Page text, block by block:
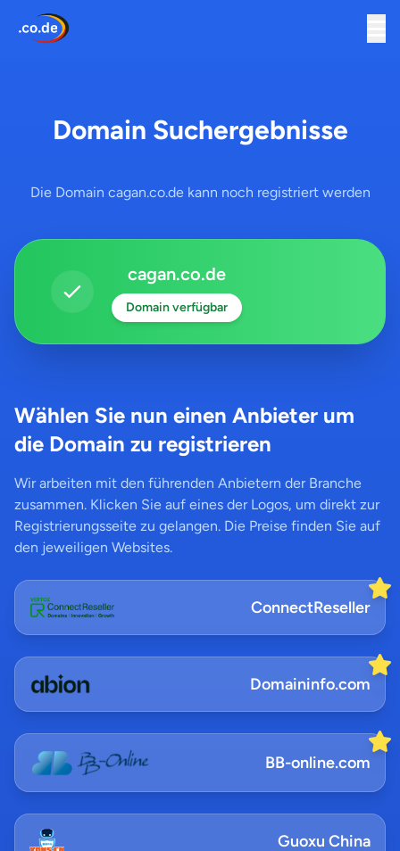
Domain Suchergebnisse
Die Domain cagan.co.de kann noch registriert werden
cagan.co.de
Domain verfügbar
Wählen Sie nun einen Anbieter um
die Domain zu registrieren
Wir arbeiten mit den führenden Anbietern der Branche
zusammen. Klicken Sie auf eines der Logos, um direkt zur
Registrierungsseite zu gelangen. Die Preise finden Sie auf
den jeweiligen Websites.
ConnectReseller
Domaininfo.com
BB-online.com
Guoxu China